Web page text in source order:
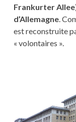
Frankurter Allee
d’Allemagne.
est reconstruite
« volontaires ».